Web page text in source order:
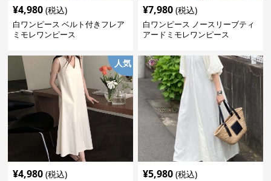
¥4,980 (税込)
白ワンピース ベルト付きフレア
ミモレワンピース
¥7,980 (税込)
白ワンピース ノースリーブティ
アードミモレワンピース
人気
¥4,980 (税込) ¥5,980 (税込)